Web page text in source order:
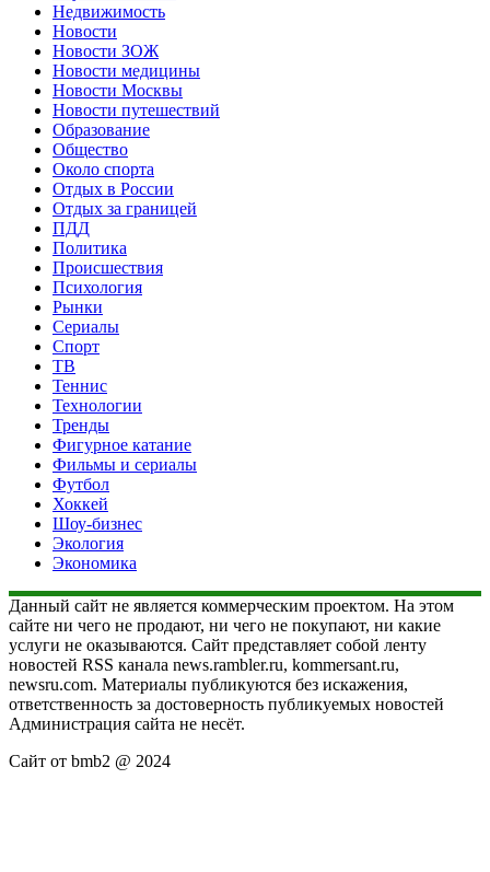
Недвижимость
Новости
Новости ЗОЖ
Новости медицины
Новости Москвы
Новости путешествий
Образование
Общество
Около спорта
Отдых в России
Отдых за границей
ПДД
Политика
Происшествия
Психология
Рынки
Сериалы
Спорт
ТВ
Теннис
Технологии
Тренды
Фигурное катание
Фильмы и сериалы
Футбол
Хоккей
Шоу-бизнес
Экология
Экономика
Данный сайт не является коммерческим проектом. На этом
сайте ни чего не продают, ни чего не покупают, ни какие
услуги не оказываются. Сайт представляет собой ленту
новостей RSS канала news.rambler.ru, kommersant.ru,
newsru.com. Материалы публикуются без искажения,
ответственность за достоверность публикуемых новостей
Администрация сайта не несёт.
Сайт от bmb2 @ 2024